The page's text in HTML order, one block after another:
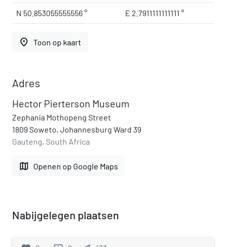
N 50.853055555556 ° E 2.7911111111111 °
place Toon op kaart
Adres
Hector Pierterson Museum
Zephania Mothopeng Street
1809 Soweto, Johannesburg Ward 39
Gauteng, South Africa
map Openen op Google Maps
Nabijgelegen plaatsen